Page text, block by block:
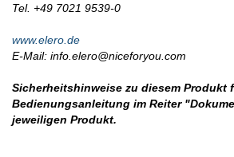
Tel. +49 7021 9539-0
www.elero.de
E-Mail: info.elero@niceforyou.com
Sicherheitshinweise zu diesem Produkt
Bedienungsanleitung im Reiter
jeweiligen Produkt.